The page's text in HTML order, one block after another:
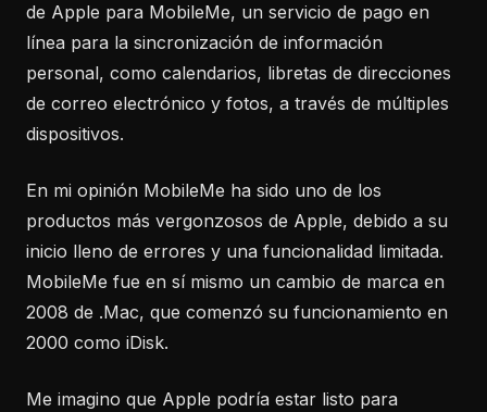
de Apple para MobileMe, un servicio de pago en
línea para la sincronización de información
personal, como calendarios, libretas de direcciones
de correo electrónico y fotos, a través de múltiples
dispositivos.
En mi opinión MobileMe ha sido uno de los
productos más vergonzosos de Apple, debido a su
inicio lleno de errores y una funcionalidad limitada.
MobileMe fue en sí mismo un cambio de marca en
2008 de .Mac, que comenzó su funcionamiento en
2000 como iDisk.
Me imagino que Apple podría estar listo para